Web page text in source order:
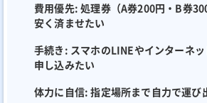
費用優先: 処理券（A券200円・B券
安く済ませたい
手続き: スマホのLINEやインターネ
申し込みたい
体力に自信: 指定場所まで自力で運び